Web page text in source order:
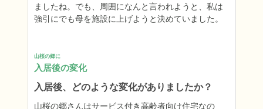
ましたね。でも、周囲になんと言われようと、私は
強引にでも母を施設に上げようと決めていました。
山桜の郷に
入居後の変化
入居後、どのような変化がありましたか？
山桜の郷さんはサービス付き高齢者向け住宅なの